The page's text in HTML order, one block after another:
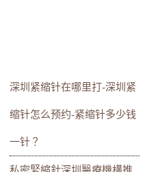
深圳紧缩针在哪里打-深圳紧
缩针怎么预约-紧缩针多少钱
一针？